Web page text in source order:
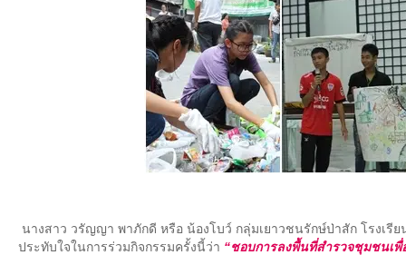
นางสาว วรัญญา พาภักดี หรือ น้องโบว์ กลุ่มเยาวชนรักษ์ป่าสัก โรงเรี
ประทับใจในการร่วมกิจกรรมครั้งนี้ว่า “ชอบการลงพื้นที่สำรวจชุมชนเ